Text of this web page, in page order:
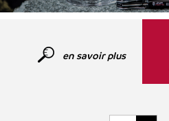
en savoir plus